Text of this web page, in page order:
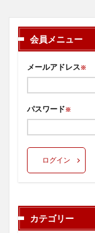
会員メニュー
メールアドレス※
パスワード※
ログイン
カテゴリー